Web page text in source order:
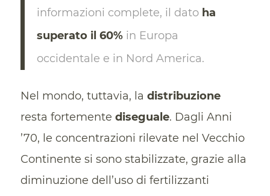
informazioni complete, il dato ha
superato il 60%in Europa
occidentale e in Nord America.
Nel mondo, tuttavia, la distribuzione
resta fortemente diseguale. Dagli Anni
’70, le concentrazioni rilevate nel Vecchio
Continente si sono stabilizzate, grazie alla
diminuzione dell’uso di fertilizzanti